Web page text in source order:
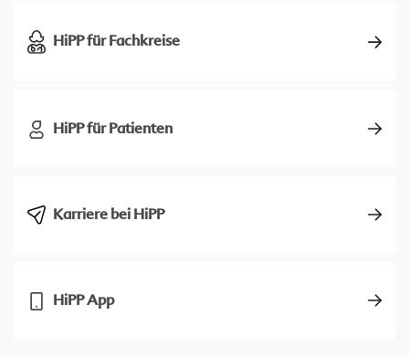
HiPP für Fachkreise
HiPP für Patienten
Karriere bei HiPP
HiPP App